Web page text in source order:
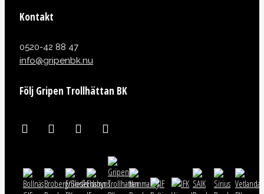
Kontakt
0520-42 88 47
info@gripenbk.nu
Följ Gripen Trollhättan BK